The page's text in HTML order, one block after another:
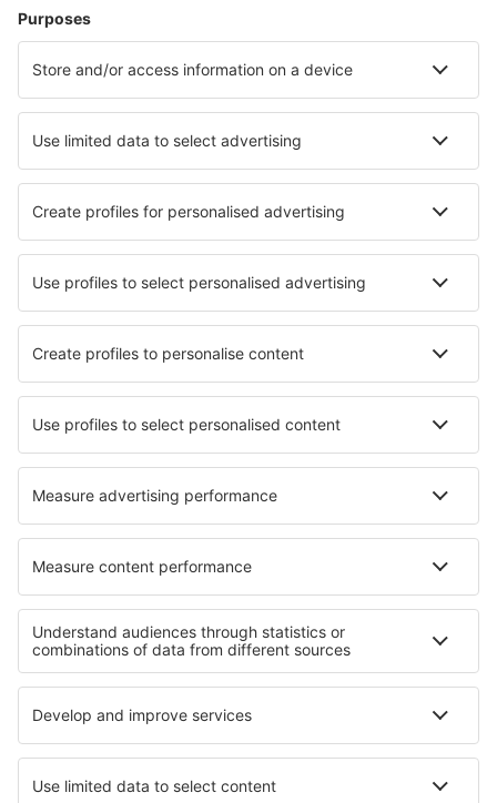
Zbor+Hotel
Află mai multe
Companii aeriene
Wizz Air
Ryanair
Lufthansa
Despre eSky
Cariere
Termeni şi condiţii
Rezervările mele
Politica de Confidențialitate
Politică cookie
Asistenţă şi contact